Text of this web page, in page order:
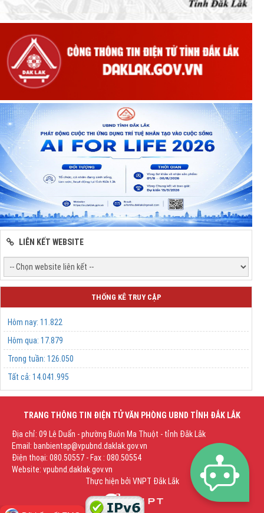
LIÊN KẾT WEBSITE
THỐNG KÊ TRUY CẬP
Hôm nay: 11.822
Hôm qua: 17.879
Trong tuần: 126.050
Tất cả: 14.041.995
TRANG THÔNG TIN ĐIỆN TỬ VĂN PHÒNG UBND TỈNH ĐẮK LẮK
Địa chỉ: 09 Lê Duẩn - phường Buôn Ma Thuột - tỉnh Đắk Lắk
Email: banbientap@vpubnd.daklak.gov.vn
Điện thoại: 080.50557 - Fax : 080.50554
Website: vpubnd.daklak.gov.vn
Thực hiện bởi VNPT Đắk Lắk